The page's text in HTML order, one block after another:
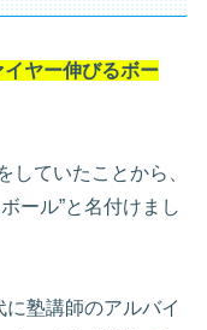
イヤー伸びるボー
していたことから、
ール”と名付けまし
に塾講師のアルバイ